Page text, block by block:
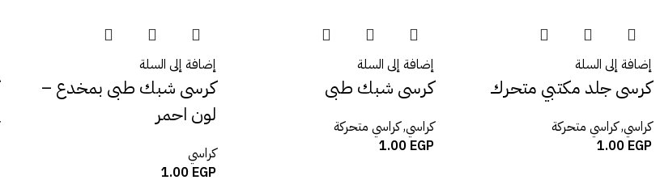
إضافة إلى السلة
كرسى جلد مكتبي متحرك
كراسي,كراسي متحركة
1.00 EGP
إضافة إلى السلة
كرسى شبك طبى
كراسي,كراسي متحركة
1.00 EGP
إضافة إلى السلة
كرسى شبك طبى بمخدع –
لون احمر
كراسي
1.00 EGP